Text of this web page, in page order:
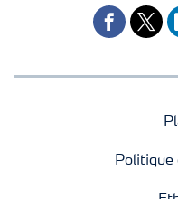
facebooktwitter
Politique